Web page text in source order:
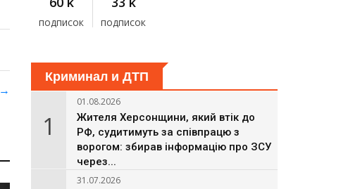
→
подписок подписок
Криминал и ДТП
1
01.08.2026
Жителя Херсонщини, який втік до
РФ, судитимуть за співпрацю з
ворогом: збирав інформацію про ЗСУ
через...
31.07.2026